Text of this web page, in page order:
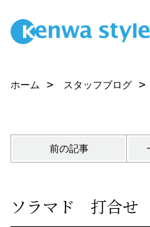
ホーム スタッフブログ
前の記事
ソラマド 打合せ